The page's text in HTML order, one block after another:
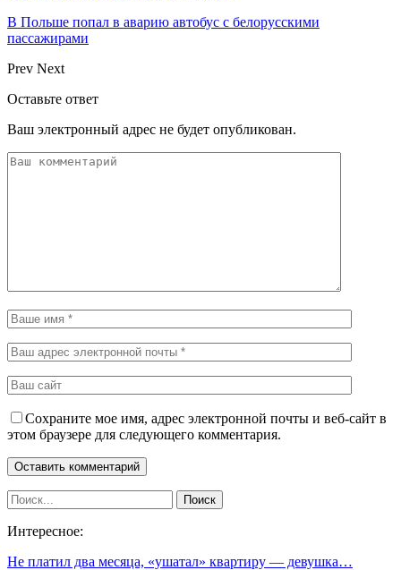
В Польше попал в аварию автобус с белорусскими
пассажирами
Prev Next
Оставьте ответ
Ваш электронный адрес не будет опубликован.
Сохраните мое имя, адрес электронной почты и веб-сайт в
этом браузере для следующего комментария.
Интересное:
Не платил два месяца, «ушатал» квартиру — девушка…